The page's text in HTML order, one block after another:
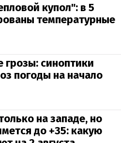
купол": в 5
температурные
грозы: синоптики
погоды на начало
на западе, но
до +35: какую